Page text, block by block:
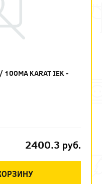
KARAT IEK -
2400.3 руб.